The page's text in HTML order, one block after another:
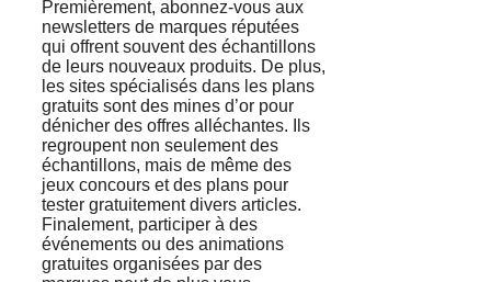
Premièrement, abonnez-vous aux
newsletters de marques réputées
qui offrent souvent des échantillons
de leurs nouveaux produits. De plus,
les sites spécialisés dans les plans
gratuits sont des mines d’or pour
dénicher des offres alléchantes. Ils
regroupent non seulement des
échantillons, mais de même des
jeux concours et des plans pour
tester gratuitement divers articles.
Finalement, participer à des
événements ou des animations
gratuites organisées par des